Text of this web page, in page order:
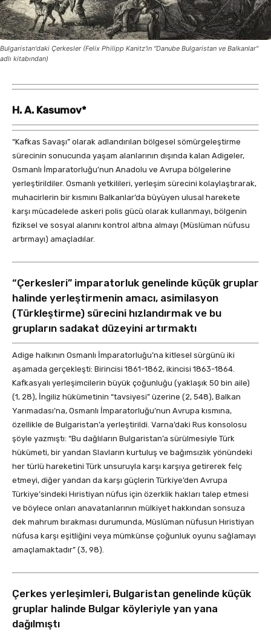
Bulgaristan'daki Çerkesler (Felix Philipp Kanitz'in "Danube Bulgaristan ve Balkanlar"
adlı kitabından)
H. A. Kasumov*
“Kafkas Savaşı” olarak adlandırılan bölgesel sömürgeleştirme
sürecinin sonucunda yaşam alanlarının dışında kalan Adigeler,
Osmanlı İmparatorluğu’nun Anadolu ve Avrupa bölgelerine
yerleştirildiler. Osmanlı yetkilileri, yerleşim sürecini kolaylaştırarak,
muhacirlerin bir kısmını Balkanlar’da büyüyen ulusal harekete
karşı mücadelede askeri polis gücü olarak kullanmayı, bölgenin
fiziksel ve sosyal alanını kontrol altına almayı (Müslüman nüfusu
artırmayı) amaçladılar.
“Çerkesleri” imparatorluk genelinde küçük gruplar
halinde yerleştirmenin amacı, asimilasyon
(Türkleştirme) sürecini hızlandırmak ve bu
grupların sadakat düzeyini artırmaktı
Adige halkının Osmanlı İmparatorluğu’na kitlesel sürgünü iki
aşamada gerçekleşti: Birincisi 1861-1862, ikincisi 1863-1864.
Kafkasyalı yerleşimcilerin büyük çoğunluğu (yaklaşık 50 bin aile)
(1, 28), İngiliz hükümetinin “tavsiyesi” üzerine (2, 548), Balkan
Yarımadası’na, Osmanlı İmparatorluğu’nun Avrupa kısmına,
özellikle de Bulgaristan’a yerleştirildi. Varna’daki Rus konsolosu
şöyle yazmıştı: “Bu dağlıların Bulgaristan’a sürülmesiyle Türk
hükümeti, bir yandan Slavların kurtuluş ve bağımsızlık yönündeki
her türlü hareketini Türk unsuruyla karşı karşıya getirerek felç
etmeyi, diğer yandan da karşı güçlerin Türkiye’den Avrupa
Türkiye’sindeki Hıristiyan nüfus için özerklik hakları talep etmesi
ve böylece onları anavatanlarının mülkiyet hakkından sonsuza
dek mahrum bırakması durumunda, Müslüman nüfusun Hıristiyan
nüfusa karşı eşitliğini veya mümkünse çoğunluk oyunu sağlamayı
amaçlamaktadır” (3, 98).
Çerkes yerleşimleri, Bulgaristan genelinde küçük
gruplar halinde Bulgar köyleriyle yan yana
dağılmıştı